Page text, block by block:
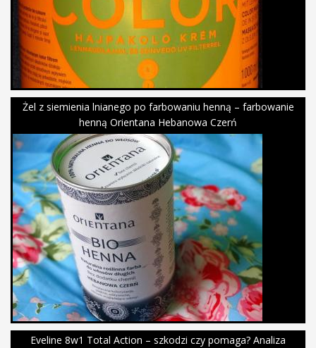
Żel z siemienia lnianego po farbowaniu henną – farbowanie
henną Orientana Hebanowa Czerń
Eveline 8w1 Total Action – szkodzi czy pomaga? Analiza